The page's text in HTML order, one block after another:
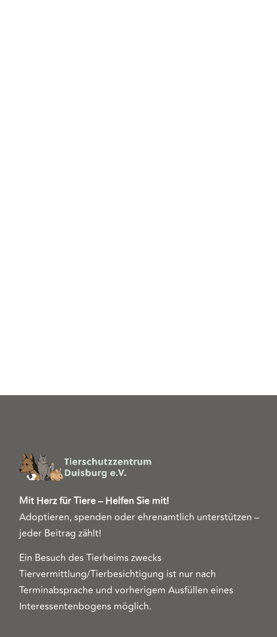
Mit Herz für Tiere – Helfen Sie mit!
Adoptieren, spenden oder ehrenamtlich unterstützen –
jeder Beitrag zählt!
Ein Besuch des Tierheims zwecks
Tiervermittlung/Tierbesichtigung ist nur nach
Terminabsprache und vorherigem Ausfüllen eines
Interessentenbogens möglich.